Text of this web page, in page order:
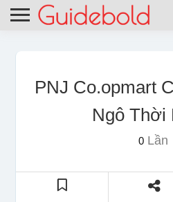
PNJ Co.opmart
Ngô Thời
0Lần